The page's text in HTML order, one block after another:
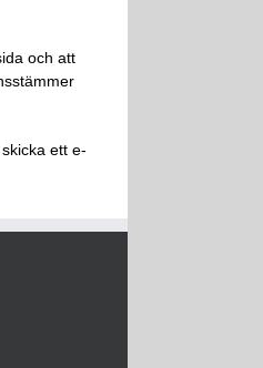
och att
ett e-